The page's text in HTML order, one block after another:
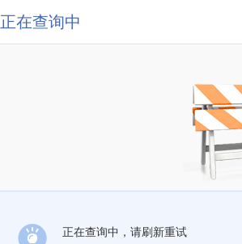
正在查询中
正在查询中，请刷新重试